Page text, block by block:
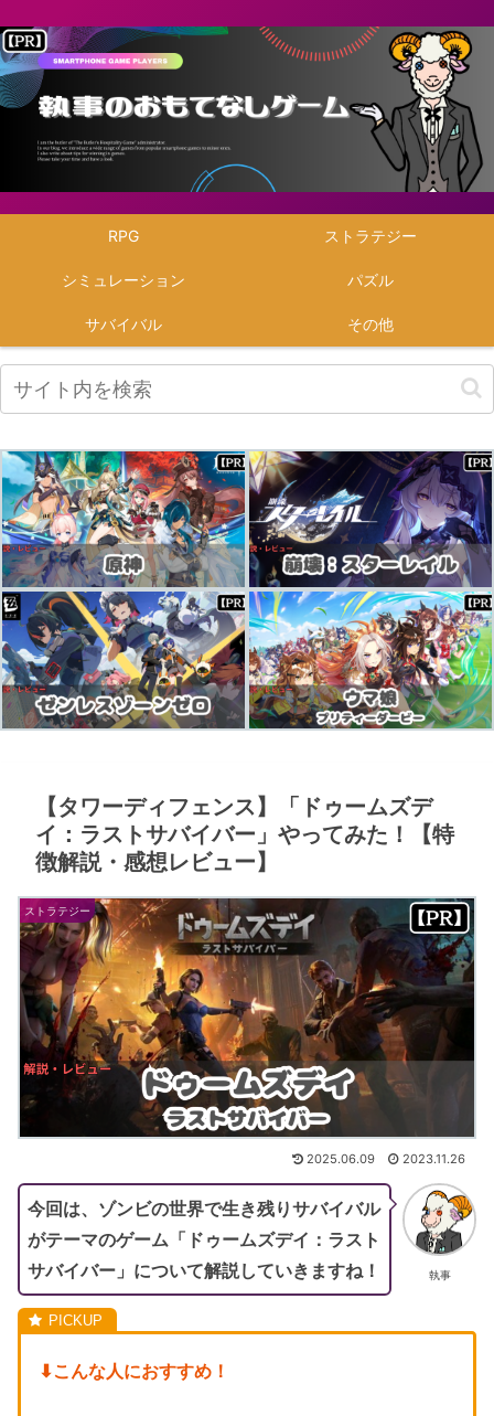
RPG ストラテジー
シミュレーション パズル
サバイバル その他
【タワーディフェンス】「ドゥームズデ
イ：ラストサバイバー」やってみた！【特
徴解説・感想レビュー】
ストラテジー
2025.06.09 2023.11.26
執事
今回は、ゾンビの世界で生き残りサバイバル
がテーマのゲーム「ドゥームズデイ：ラスト
サバイバー」について解説していきますね！
⬇︎こんな人におすすめ！